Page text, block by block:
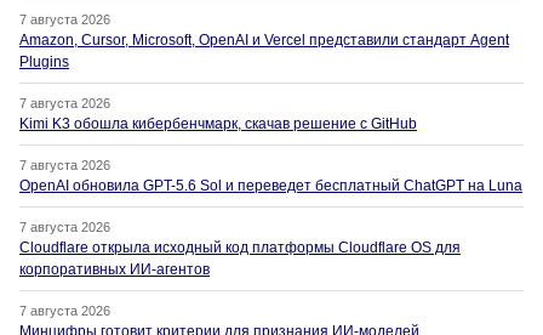
7 августа 2026
Amazon, Cursor, Microsoft, OpenAI и Vercel представили стандарт Agent
Plugins
7 августа 2026
Kimi K3 обошла кибербенчмарк, скачав решение с GitHub
7 августа 2026
OpenAI обновила GPT-5.6 Sol и переведет бесплатный ChatGPT на Luna
7 августа 2026
Cloudflare открыла исходный код платформы Cloudflare OS для
корпоративных ИИ-агентов
7 августа 2026
Минцифры готовит критерии для признания ИИ-моделей